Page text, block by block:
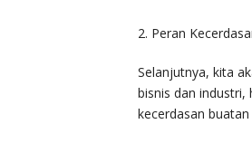
2. Peran
Selanjutnya, kita
bisnis dan industri,
kecerdasan